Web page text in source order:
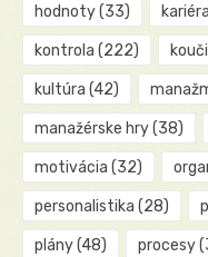
hodnoty(33) kariéra
kontrola (222)
kultúra (42)
manažérske hry(38)
motivácia (32)
personalistika (28)
plány(48) procesy